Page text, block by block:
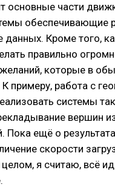
основные части
обеспечивающие
данных. Кроме того,
правильно
которые в
примеру, работа с
системы
вершин
Пока ещё о
скорости
целом, я считаю, всё